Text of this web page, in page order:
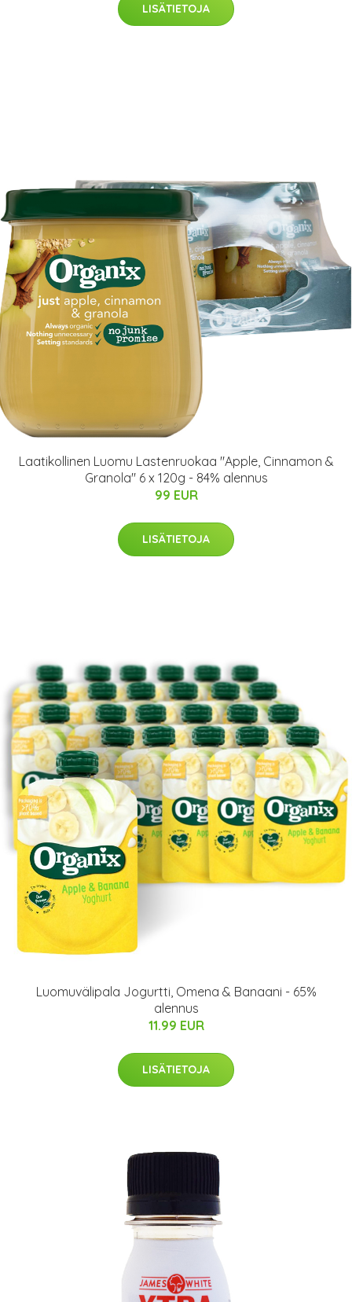
LISÄTIETOJA
Laatikollinen Luomu Lastenruokaa "Apple, Cinnamon &
Granola" 6 x 120g - 84% alennus
99 EUR
LISÄTIETOJA
Luomuvälipala Jogurtti, Omena & Banaani - 65%
alennus
11.99 EUR
LISÄTIETOJA